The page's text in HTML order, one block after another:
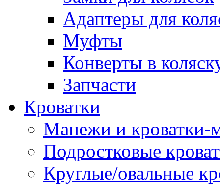
Адаптеры для
Муфты
Конверты в
Запчасти
Кроватки
Манежи и кроватки-
Подростковые
Круглые/овальные